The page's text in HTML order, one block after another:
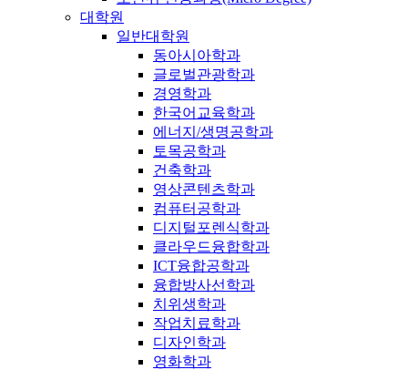
대학원
일반대학원
동아시아학과
글로벌관광학과
경영학과
한국어교육학과
에너지/생명공학과
토목공학과
건축학과
영상콘텐츠학과
컴퓨터공학과
디지털포렌식학과
클라우드융합학과
ICT융합공학과
융합방사선학과
치위생학과
작업치료학과
디자인학과
영화학과